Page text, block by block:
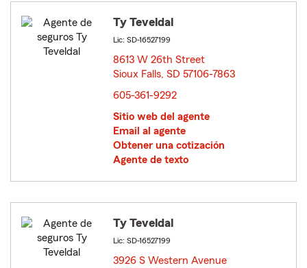
Ty Teveldal
Lic: SD-16527199
8613 W 26th Street
Sioux Falls, SD 57106-7863
605-361-9292
Sitio web del agente
Email al agente
Obtener una cotización
Agente de texto
Ty Teveldal
Lic: SD-16527199
3926 S Western Avenue